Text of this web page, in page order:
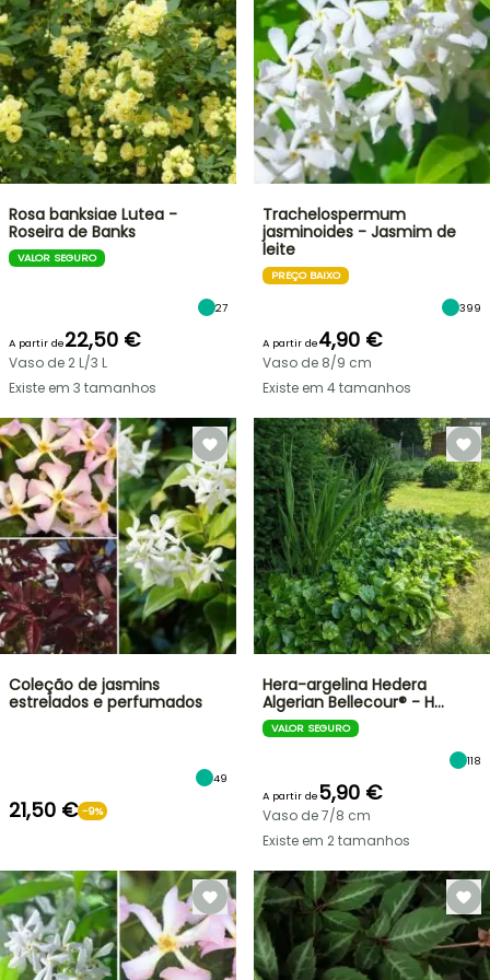
VENDAS
RELÂMPAGO
ATÉ
Rosa banksiae Lutea -
Roseira de Banks
VALOR SEGURO
27
A partir de22,50 €
Vaso de 2 L/3 L
Existe em 3 tamanhos
Trachelospermum
jasminoides - Jasmim de
leite
PREÇO BAIXO
399
A partir de4,90 €
Vaso de 8/9 cm
Existe em 4 tamanhos
Coleção de jasmins
estrelados e perfumados
49
21,50 € -9%
Hera-argelina Hedera
Algerian Bellecour® - H…
VALOR SEGURO
118
A partir de5,90 €
Vaso de 7/8 cm
Existe em 2 tamanhos